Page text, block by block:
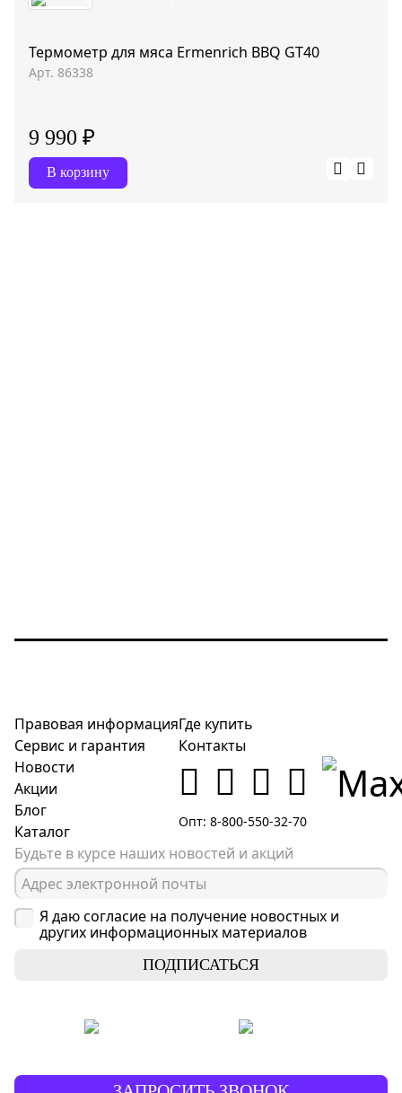
Термометр для мяса Ermenrich BBQ GT40
Арт. 86338
9 990 ₽
В корзину
Правовая информация
Сервис и гарантия
Новости
Акции
Блог
Каталог
Где купить
Контакты
Опт: 8-800-550-32-70
Будьте в курсе наших новостей и акций
Я даю согласие на получение новостных и
других информационных материалов
ПОДПИСАТЬСЯ